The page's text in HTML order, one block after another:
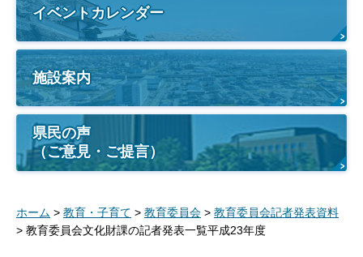
イベントカレンダー
施設案内
県民の声
（ご意見・ご提言）
ホーム > 教育・子育て > 教育委員会 > 教育委員会記者発表資料
> 教育委員会文化財課の記者発表一覧平成23年度